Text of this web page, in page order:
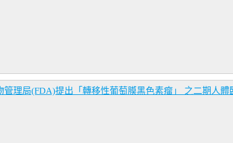
理局(FDA)提出「轉移性葡萄膜黑色素瘤」 之二期人體